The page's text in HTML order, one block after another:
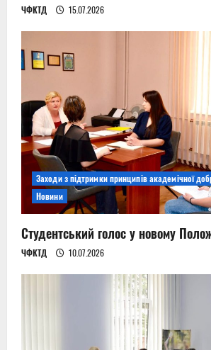
ЧФКТД 15.07.2026
Заходи з підтримки принципів академічної
Новини
Студентський голос у новому
ЧФКТД 10.07.2026